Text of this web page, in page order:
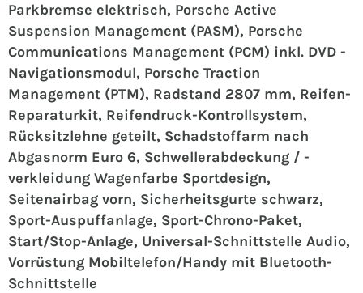
Parkbremse elektrisch, Porsche Active
Suspension Management (PASM), Porsche
Communications Management (PCM) inkl. DVD -
Navigationsmodul, Porsche Traction
Management (PTM), Radstand 2807 mm, Reifen-
Reparaturkit, Reifendruck-Kontrollsystem,
Rücksitzlehne geteilt, Schadstoffarm nach
Abgasnorm Euro 6, Schwellerabdeckung / -
verkleidung Wagenfarbe Sportdesign,
Seitenairbag vorn, Sicherheitsgurte schwarz,
Sport-Auspuffanlage, Sport-Chrono-Paket,
Start/Stop-Anlage, Universal-Schnittstelle Audio,
Vorrüstung Mobiltelefon/Handy mit Bluetooth-
Schnittstelle